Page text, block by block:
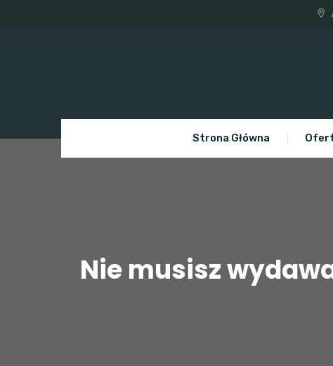
Strona Główna
Nie musisz